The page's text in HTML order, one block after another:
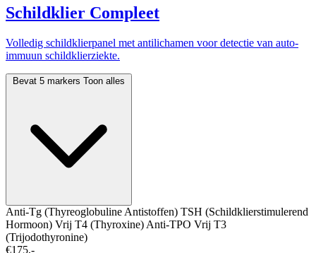
Schildklier Compleet
Volledig schildklierpanel met antilichamen voor detectie van auto-
immuun schildklierziekte.
Bevat 5 markers Toon alles
Anti-Tg (Thyreoglobuline Antistoffen) TSH (Schildklierstimulerend
Hormoon) Vrij T4 (Thyroxine) Anti-TPO Vrij T3
(Trijodothyronine)
€175,-